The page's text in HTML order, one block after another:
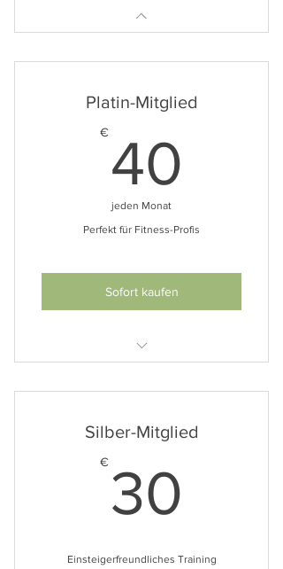
Platin-Mitglied
€ 40
jeden Monat
Perfekt für Fitness-Profis
Sofort kaufen
Ich bin ein Vorteil
Silber-Mitglied
€ 30
Einsteigerfreundliches Training